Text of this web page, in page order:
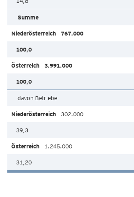
Summe
767.000
100,0
3.991.000
100,0
davon Betriebe
302.000
39,3
1.245.000
31,20